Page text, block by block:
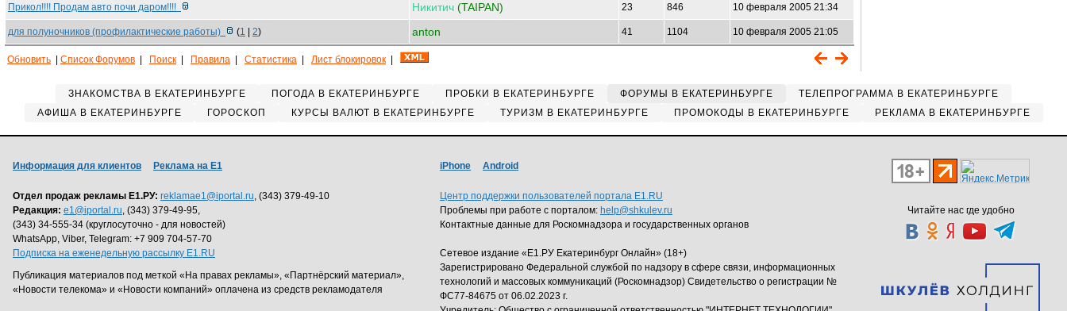
Прикол!!!! Продам авто почи даром!!!! Никитич (TAIPAN) 23 846 10 февраля 2005 21:34
для полуночников (профилактические работы) (1 2) anton 41 1104 10 февраля 2005 21:05
Обновить Список Форумов Поиск Правила Статистика Лист блокировок
ЗНАКОМСТВА В ЕКАТЕРИНБУРГЕ ПОГОДА В ЕКАТЕРИНБУРГЕ ПРОБКИ В ЕКАТЕРИНБУРГЕ ФОРУМЫ В ЕКАТЕРИНБУРГЕ
ТЕЛЕПРОГРАММА В ЕКАТЕРИНБУРГЕ
АФИША В ЕКАТЕРИНБУРГЕ
ГОРОСКОП КУРСЫ ВАЛЮТ В ЕКАТЕРИНБУРГЕ ТУРИЗМ В ЕКАТЕРИНБУРГЕ ПРОМОКОДЫ В ЕКАТЕРИНБУРГЕ РЕКЛАМА В ЕКАТЕРИНБУРГЕ
Читайте нас где удобно
Информация для клиентов Реклама на Е1
Отдел продаж рекламы Е1.РУ: reklamae1@iportal.ru, (343) 379-49-10
Редакция: e1@iportal.ru, (343) 379-49-95,
(343) 34-555-34 (круглосуточно - для новостей)
WhatsApp, Viber, Telegram: +7 909 704-57-70
Подписка на еженедельную рассылку E1.RU
Публикация материалов под меткой «На правах рекламы», «Партнёрский материал»,
«Новости телекома» и «Новости компаний» оплачена из средств рекламодателя
iPhone Android
Центр поддержки пользователей портала E1.RU
Проблемы при работе с порталом: help@shkulev.ru
Контактные данные для Роскомнадзора и государственных органов
Сетевое издание «Е1.РУ Екатеринбург Онлайн» (18+)
Зарегистрировано Федеральной службой по надзору в сфере связи, информационных
технологий и массовых коммуникаций (Роскомнадзор) Свидетельство о регистрации №
ФС77-84675 от 06.02.2023 г.